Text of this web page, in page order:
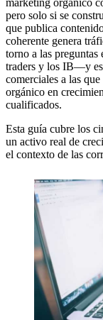
marketing orgánico
pero solo si se
que publica
coherente genera
torno a las preguntas
traders y los IB—y
comerciales a las
orgánico en
cualificados.
Esta guía cubre los
un activo real de
el contexto de las